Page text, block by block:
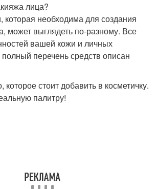
лица?
которая необходима для создания
может выглядеть по-разному. Все
вашей кожи и личных
перечень средств описан
которое стоит добавить в косметичку.
палитру!